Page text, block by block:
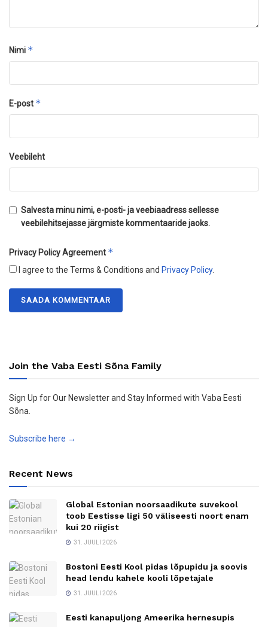
Nimi *
E-post *
Veebileht
Salvesta minu nimi, e-posti- ja veebiaadress sellesse
veebilehitsejasse järgmiste kommentaaride jaoks.
Privacy Policy Agreement *
I agree to the Terms & Conditions and Privacy Policy.
Join the Vaba Eesti Sõna Family
Sign Up for Our Newsletter and Stay Informed with Vaba Eesti
Sõna.
Subscribe here →
Recent News
Global Estonian noorsaadikute suvekool
toob Eestisse ligi 50 väliseesti noort enam
kui 20 riigist
31. JUULI 2026
Bostoni Eesti Kool pidas lõpupidu ja soovis
head lendu kahele kooli lõpetajale
31. JUULI 2026
Eesti kanapuljong Ameerika hernesupis